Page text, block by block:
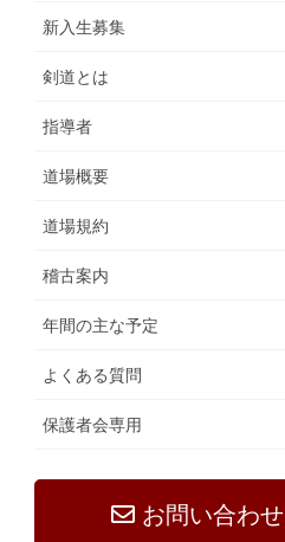
新入生募集
剣道とは
指導者
道場概要
道場規約
稽古案内
年間の主な予定
よくある質問
保護者会専用
お問い合わせ